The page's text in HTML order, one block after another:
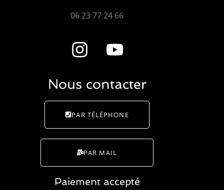
06 23 77 24 66
Nous contacter
PAR TÉLÉPHONE
PAR MAIL
Paiement accepté